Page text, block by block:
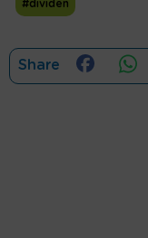
#dividen
Share